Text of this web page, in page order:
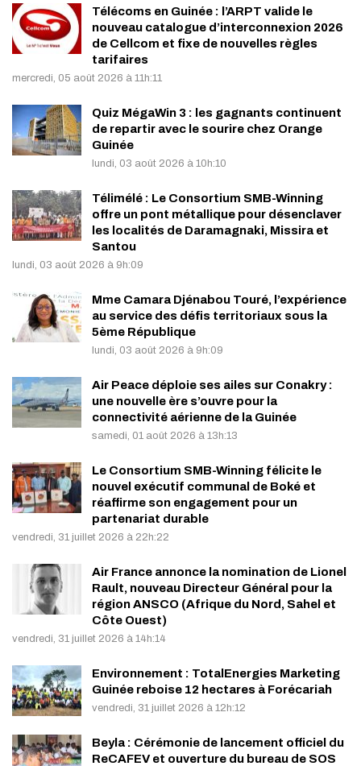
Télécoms en Guinée : l’ARPT valide le
nouveau catalogue d’interconnexion 2026
de Cellcom et fixe de nouvelles règles
tarifaires
mercredi, 05 août 2026 à 11h:11
Quiz MégaWin 3 : les gagnants continuent
de repartir avec le sourire chez Orange
Guinée
lundi, 03 août 2026 à 10h:10
Télimélé : Le Consortium SMB-Winning
offre un pont métallique pour désenclaver
les localités de Daramagnaki, Missira et
Santou
lundi, 03 août 2026 à 9h:09
Mme Camara Djénabou Touré, l’expérience
au service des défis territoriaux sous la
5ème République
lundi, 03 août 2026 à 9h:09
Air Peace déploie ses ailes sur Conakry :
une nouvelle ère s’ouvre pour la
connectivité aérienne de la Guinée
samedi, 01 août 2026 à 13h:13
Le Consortium SMB-Winning félicite le
nouvel exécutif communal de Boké et
réaffirme son engagement pour un
partenariat durable
vendredi, 31 juillet 2026 à 22h:22
Air France annonce la nomination de Lionel
Rault, nouveau Directeur Général pour la
région ANSCO (Afrique du Nord, Sahel et
Côte Ouest)
vendredi, 31 juillet 2026 à 14h:14
Environnement : TotalEnergies Marketing
Guinée reboise 12 hectares à Forécariah
vendredi, 31 juillet 2026 à 12h:12
Beyla : Cérémonie de lancement officiel du
ReCAFEV et ouverture du bureau de SOS